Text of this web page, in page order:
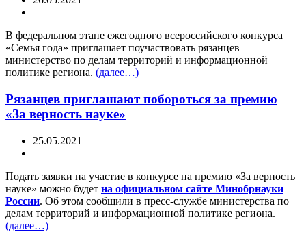
В федеральном этапе ежегодного всероссийского конкурса
«Семья года» приглашает поучаствовать рязанцев
министерство по делам территорий и информационной
политике региона. (далее…)
Рязанцев приглашают побороться за премию
«За верность науке»
25.05.2021
Подать заявки на участие в конкурсе на премию «За верность
науке» можно будет на официальном сайте Минобрнауки
России. Об этом сообщили в пресс-службе министерства по
делам территорий и информационной политике региона.
(далее…)